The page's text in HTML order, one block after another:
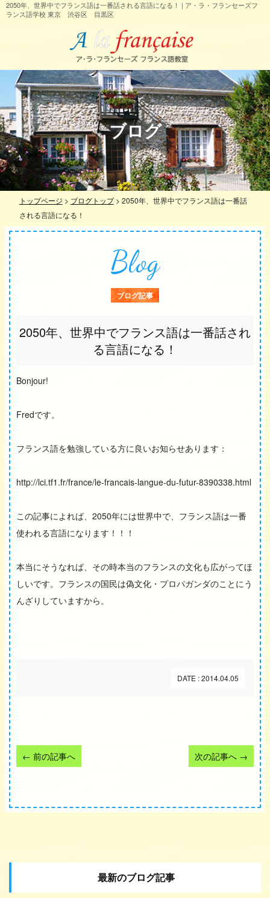
2050年、世界中でフランス語は一番話される言語になる！ | ア・ラ・フランセーズフ
ランス語学校 東京 渋谷区 目黒区
ブログ
トップページ > ブログトップ> 2050年、世界中でフランス語は一番話
される言語になる！
Blog
ブログ記事
2050年、世界中でフランス語は一番話され
る言語になる！
Bonjour!
Fredです。
フランス語を勉強している方に良いお知らせあります：
http://lci.tf1.fr/france/le-francais-langue-du-futur-8390338.html
この記事によれば、2050年には世界中で、フランス語は一番
使われる言語になります！！！
本当にそうなれば、その時本当のフランスの文化も広がってほ
しいです。フランスの国民は偽文化・プロパガンダのことにう
んざりしていますから。
DATE : 2014.04.05
← 前の記事へ 次の記事へ →
最新のブログ記事